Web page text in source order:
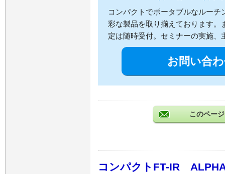
コンパクトでポータブルなルー
彩な製品を取り揃えております
定は随時受付。セミナーの実施
お問い合
このペー
コンパクトFT-IR